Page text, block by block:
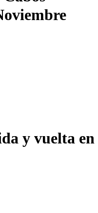
y vuelta en